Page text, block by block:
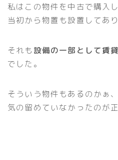
私はこの物件を中古で購入
当初から物置も設置してあり
それも 設備の一部として賃
でした。
そういう物件もあるのかぁ
気の留めていなかったのが